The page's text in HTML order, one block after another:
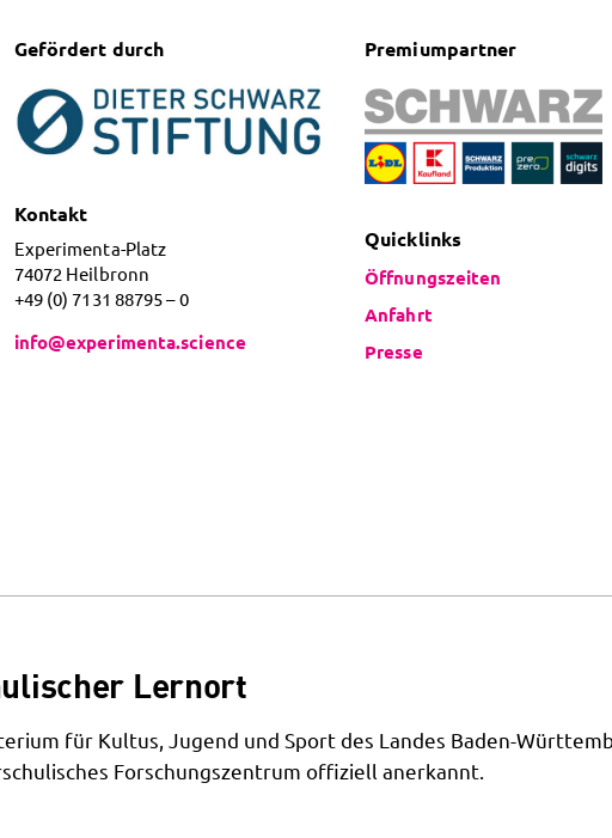
Gefördert durch
Kontakt
Experimenta-Platz
74072 Heilbronn
+49 (0) 7131 88795 – 0
info@experimenta.science
Premiumpartner
Quicklinks
Öffnungszeiten
Anfahrt
Presse
Lernort
für Kultus, Jugend und Sport des Landes Baden-
Forschungszentrum offiziell anerkannt.